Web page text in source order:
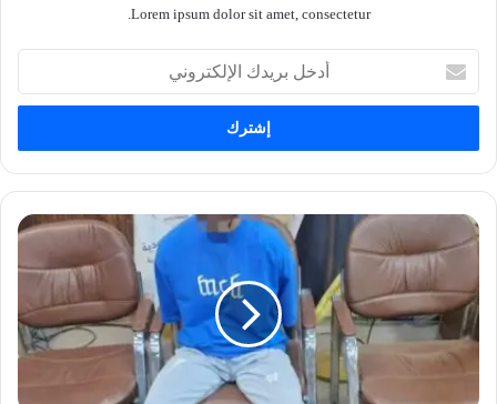
Lorem ipsum dolor sit amet, consectetur.
بريدك
الإلكتروني